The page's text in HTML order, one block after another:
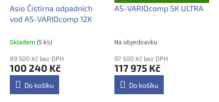
Asio Čistírna odpadních
vod AS-VARIOcomp 12K
Skladem (5 ks)
89 500 Kč bez DPH
100 240 Kč
Do košíku
D
A
AS-VARIOcomp 5K ULTRA
Na objednavku
97 500 Kč bez DPH
117 975 Kč
Do košíku